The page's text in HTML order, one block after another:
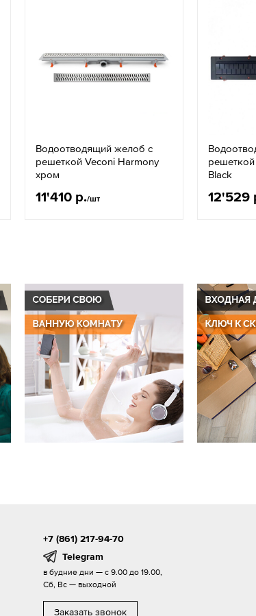
Водоотводящий желоб с
решеткой Veconi Harmony
хром
11'410 р./шт
Black
12'529
+7 (861) 217-94-70
Telegram
в будние дни — с 9.00 до 19.00,
Сб, Вс — выходной
Заказать звонок